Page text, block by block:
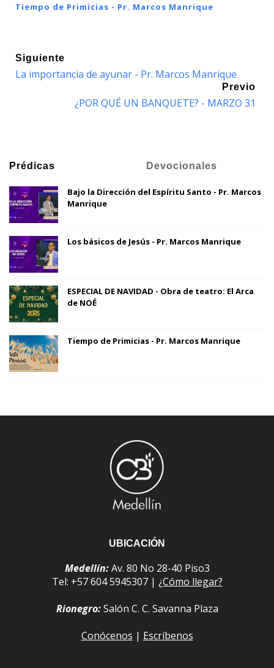
Tiempo de Primicias - Pr. Marcos Manrique
Siguiente
La importancia de ayunar - Pr. Marcos Manrique
Previo
¿POR QUÉ UN BANQUETE? - MARZO 31
Prédicas Devocionales
Bajo la Dirección del Espíritu Santo - Pr. Marcos
Manrique
Los básicos de Jesús - Pr. Marcos Manrique
ESPECIAL DE NAVIDAD - Obra de teatro: El Arca
de NOÉ
Tiempo de Primicias - Pr. Marcos Manrique
UBICACIÓN
Medellín:Av. 80 No 28-40 Piso3
Tel: +57 604 5945307 | ¿Cómo llegar?
Rionegro:Salón C. C. Savanna Plaza
Conócenos | Escríbenos